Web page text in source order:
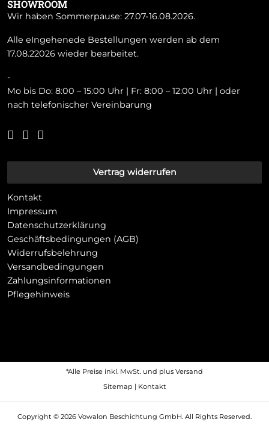
SHOWROOM
Wir haben Sommerpause: 27.07-16.08.2026.
Alle eIngehenede Bestellungen werden ab dem
17.08.22026 wieder bearbeitet.
-
Mo bis Do: 8:00 – 15:00 Uhr | Fr: 8:00 – 12:00 Uhr | oder
nach telefonischer Vereinbarung
Vertrag widerrufen
Kontakt
Impressum
Datenschutzerklärung
Geschäftsbedingungen (AGB)
Widerrufsbelehrung
Versandbedingungen
Zahlungsinformationen
Pflegehinweis
*Alle Preise inkl. MwSt. und plus Versand
Sitemap | Kontakt
Copyright © 2026 Vowalon Beschichtung GmbH. All Rights Reserved.